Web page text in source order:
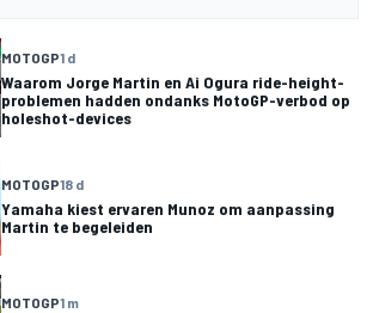
MOTOGP1 d
Waarom Jorge Martin en Ai Ogura ride-height-
problemen hadden ondanks MotoGP-verbod op
holeshot-devices
MOTOGP18 d
Yamaha kiest ervaren Munoz om aanpassing
Martin te begeleiden
MOTOGP1 m